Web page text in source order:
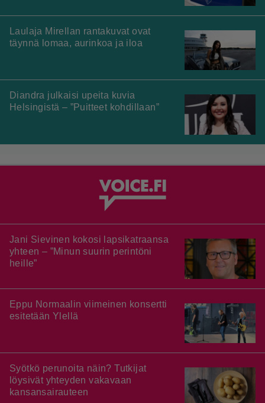
Laulaja Mirellan rantakuvat ovat
täynnä lomaa, aurinkoa ja iloa
Diandra julkaisi upeita kuvia
Helsingistä – ”Puitteet kohdillaan”
Jani Sievinen kokosi lapsikatraansa
yhteen – ”Minun suurin perintöni
heille”
Eppu Normaalin viimeinen konsertti
esitetään Ylellä
Syötkö perunoita näin? Tutkijat
löysivät yhteyden vakavaan
kansansairauteen